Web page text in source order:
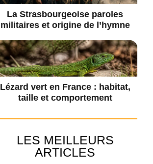
La Strasbourgeoise paroles
militaires et origine de l’hymne
Lézard vert en France : habitat,
taille et comportement
LES MEILLEURS
ARTICLES